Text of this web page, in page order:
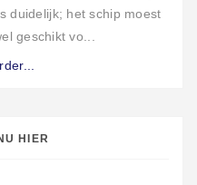
duidelijk; het schip moest
geschikt vo...
HIER